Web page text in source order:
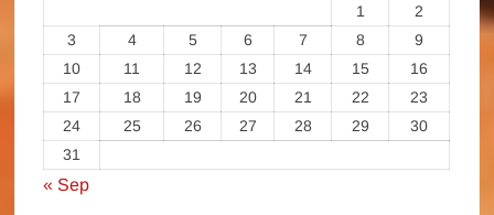
1
2
3
4 5 6 7 8
9
10
11 12 13 14 15
16
17
18 19 20 21 22
23
24
25 26 27 28 29
30
31
« Sep